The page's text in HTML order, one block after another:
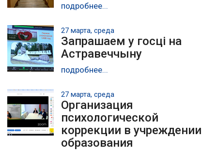
подробнее...
27 марта, среда
Запрашаем у госці на
Астравеччыну
подробнее...
27 марта, среда
Организация
психологической
коррекции в учреждении
образования